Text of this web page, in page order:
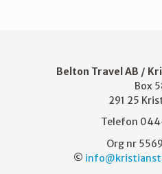
Belton Travel AB /
Box
291 25
Telefon
Org nr
©